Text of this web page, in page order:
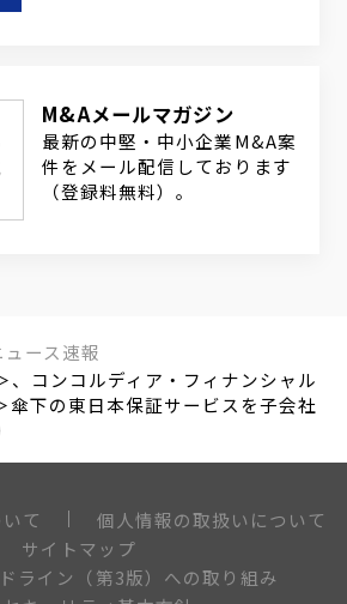
M&Aメールマガジン
最新の中堅・中小企業M&A案
件をメール配信しております
（登録料無料）。
ース速報
、コンコルディア・フィナンシャル
傘下の東日本保証サービスを子会社
て
個人情報の取扱いについて
サイトマップ
ライン（第3版）への取り組み